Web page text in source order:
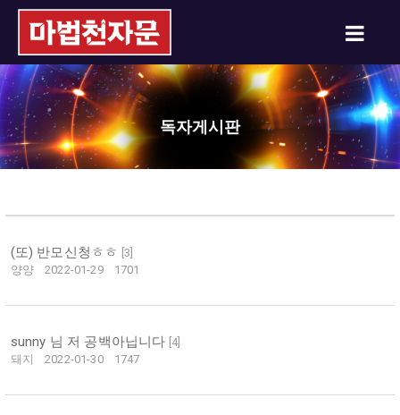
독자게시판
(또) 반모신청ㅎㅎ 3
양양
2022-01-29 1701
sunny 님 저 공백아닙니다 4]
돼지
2022-01-30 1747